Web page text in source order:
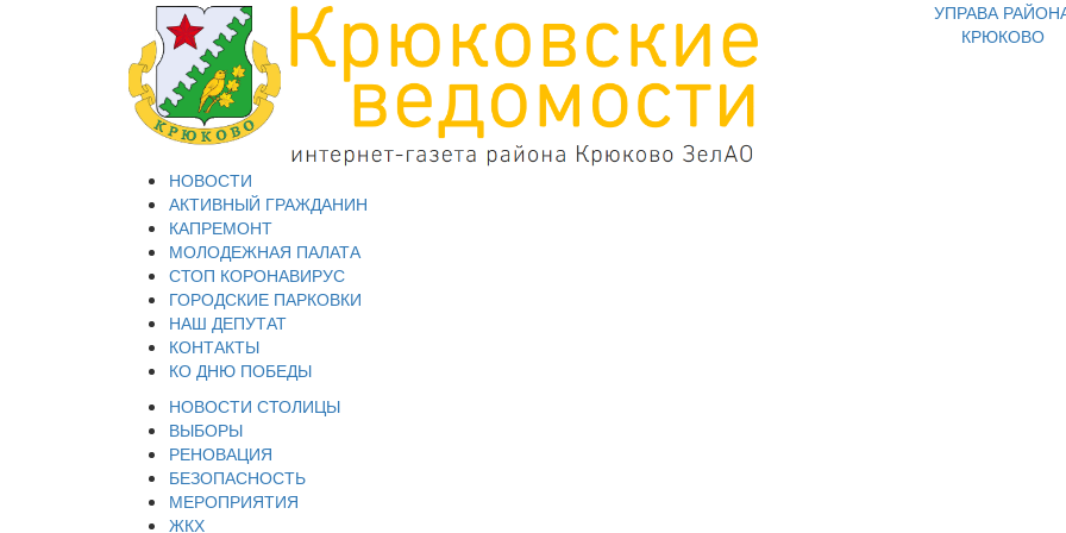
УПРАВА
КРЮКОВО
НОВОСТИ
АКТИВНЫЙ ГРАЖДАНИН
КАПРЕМОНТ
МОЛОДЕЖНАЯ ПАЛАТА
СТОП КОРОНАВИРУС
ГОРОДСКИЕ ПАРКОВКИ
НАШ ДЕПУТАТ
КОНТАКТЫ
КО ДНЮ ПОБЕДЫ
НОВОСТИ СТОЛИЦЫ
ВЫБОРЫ
РЕНОВАЦИЯ
БЕЗОПАСНОСТЬ
МЕРОПРИЯТИЯ
ЖКХ